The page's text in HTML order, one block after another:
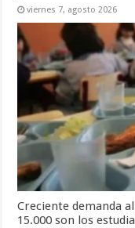
viernes 7, agosto 2026
Creciente demanda
15.000 son los